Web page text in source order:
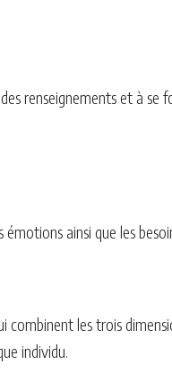
renseignements et à se
ainsi que les
combinent les trois
individu.